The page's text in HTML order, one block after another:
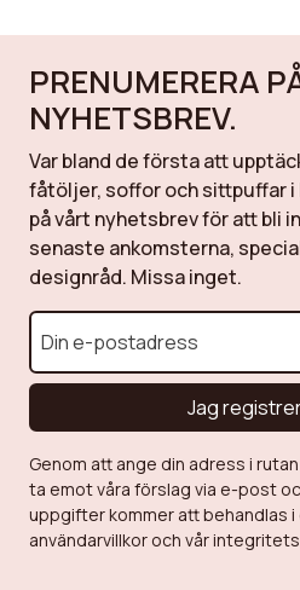
PRENUMERERA
NYHETSBREV.
Var bland de första att
fåtöljer, soffor och sittpuffar
på vårt nyhetsbrev för att bli
senaste ankomsterna,
designråd. Missa inget.
Jag
Genom att ange din adress i
ta emot våra förslag via e-post
uppgifter kommer att behandlas i
användarvillkor och vår